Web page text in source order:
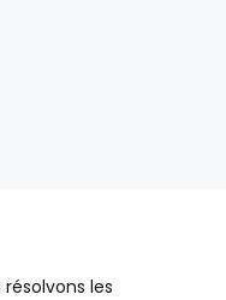
les